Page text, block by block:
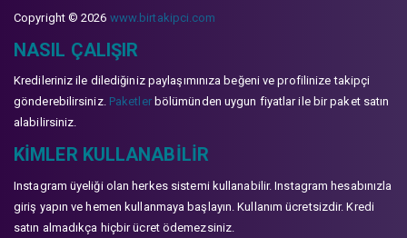
Copyright © 2026 www.birtakipci.com
NASIL ÇALIŞIR
Kredileriniz ile dilediğiniz paylaşımınıza beğeni ve profilinize takipçi
gönderebilirsiniz. Paketlerbölümünden uygun fiyatlar ile bir paket satın
alabilirsiniz.
KIMLER KULLANABILIR
Instagram üyeliği olan herkes sistemi kullanabilir. Instagram hesabınızla
giriş yapın ve hemen kullanmaya başlayın. Kullanım ücretsizdir. Kredi
satın almadıkça hiçbir ücret ödemezsiniz.